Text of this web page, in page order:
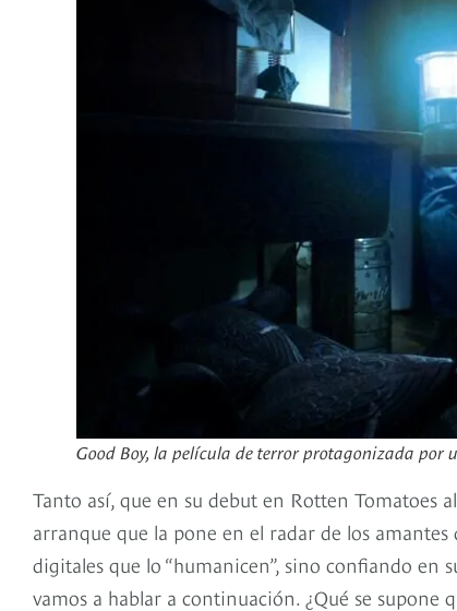
Good Boy, la película de terror protagonizada por
Tanto así, que en su debut en Rotten Tomatoes
arranque que la pone en el radar de los
digitales que lo “humanicen”, sino confiando
vamos a hablar a continuación. ¿Qué se supone